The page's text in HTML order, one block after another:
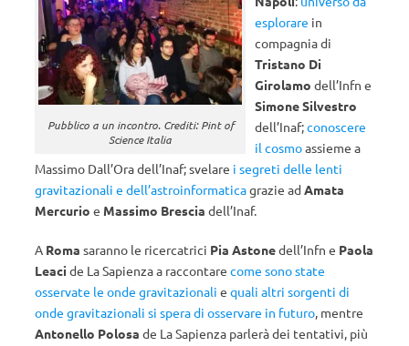
Pubblico a un incontro. Crediti: Pint of
Science Italia
esplorare in
compagnia di
Tristano Di
Girolamo dell’Infn e
Simone Silvestro
dell’Inaf;conoscere
il cosmoassieme a
Massimo Dall’Ora dell’Inaf; svelare i segreti delle lenti
gravitazionali e dell’astroinformaticagrazie adAmata
Mercurio e Massimo Brescia dell’Inaf.
A Roma saranno le ricercatrici Pia Astonedell’Infn e Paola
Leaci de La Sapienza a raccontare come sono state
osservate le onde gravitazionali e quali altri sorgenti di
onde gravitazionali si spera di osservare in futuro, mentre
Antonello Polosa de La Sapienza parlerà dei tentativi, più